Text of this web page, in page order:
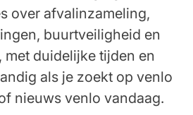
over afvalinzameling,
buurtveiligheid en
duidelijke tijden en
als je zoekt op venlo
nieuws venlo vandaag.